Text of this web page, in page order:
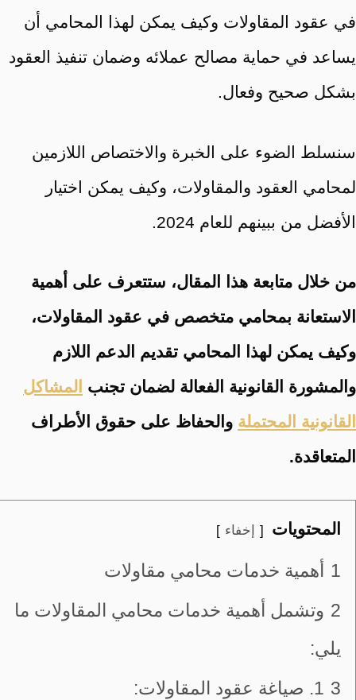
في عقود المقاولات وكيف يمكن لهذا المحامي أن
يساعد في حماية مصالح عملائه وضمان تنفيذ العقود
بشكل صحيح وفعال.
سنسلط الضوء على الخبرة والاختصاص اللازمين
لمحامي العقود والمقاولات، وكيف يمكن اختيار
الأفضل من ببينهم للعام 2024.
من خلال متابعة هذا المقال، ستتعرف على أهمية
الاستعانة بمحامي متخصص في عقود المقاولات،
وكيف يمكن لهذا المحامي تقديم الدعم اللازم
والمشورة القانونية الفعالة لضمان تجنب المشاكل
القانونية المحتملة والحفاظ على حقوق الأطراف
المتعاقدة.
المحتويات إخفاء
1
أهمية خدمات محامي مقاولات
2 وتشمل أهمية خدمات محامي المقاولات ما
يلي:
3 1. صياغة عقود المقاولات: